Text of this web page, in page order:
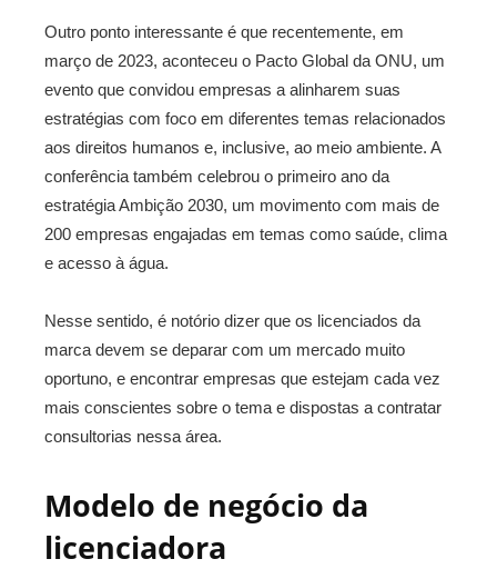
Outro ponto interessante é que recentemente, em
março de 2023, aconteceu o Pacto Global da ONU, um
evento que convidou empresas a alinharem suas
estratégias com foco em diferentes temas relacionados
aos direitos humanos e, inclusive, ao meio ambiente. A
conferência também celebrou o primeiro ano da
estratégia Ambição 2030, um movimento com mais de
200 empresas engajadas em temas como saúde, clima
e acesso à água.
Nesse sentido, é notório dizer que os licenciados da
marca devem se deparar com um mercado muito
oportuno, e encontrar empresas que estejam cada vez
mais conscientes sobre o tema e dispostas a contratar
consultorias nessa área.
Modelo de negócio da
licenciadora